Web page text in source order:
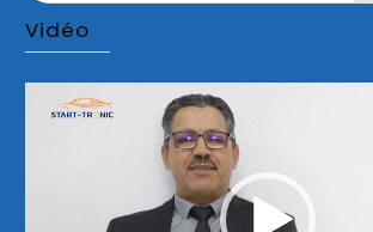
Vidéo
Lecteur